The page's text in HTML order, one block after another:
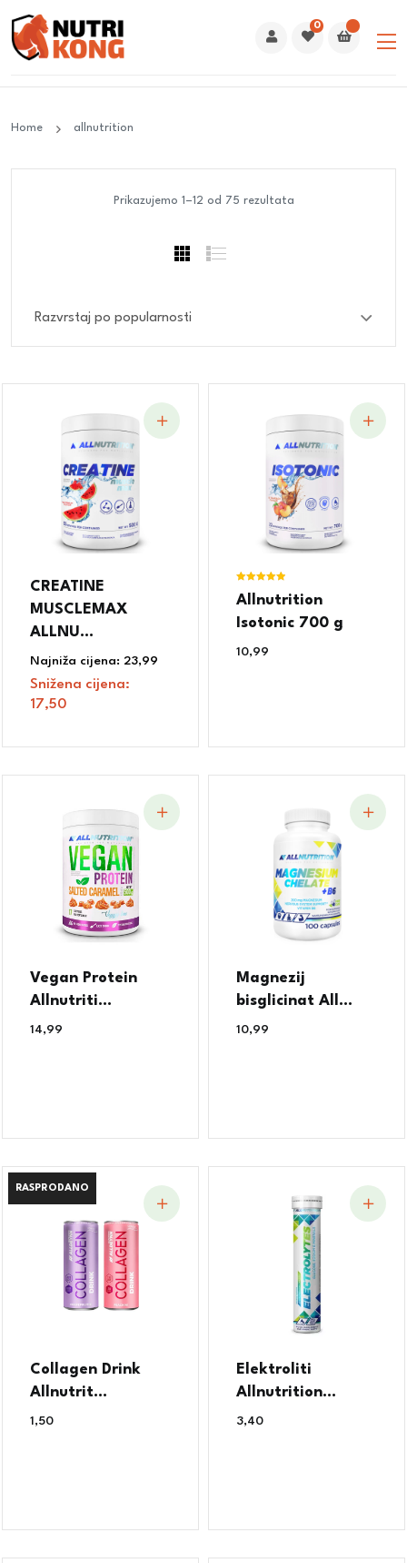
0
Home allnutrition
Prikazujemo 1–12 od 75 rezultata
CREATINE
MUSCLEMAX
ALLNU...
Najniža cijena: 23,99
Snižena cijena:
17,50
5.00
Allnutrition
Isotonic 700 g
10,99
Vegan Protein
Allnutriti...
14,99
Magnezij
bisglicinat All...
10,99
RASPRODANO
RASPRODANO
Collagen Drink
Allnutrit...
1,50
Elektroliti
Allnutrition...
3,40